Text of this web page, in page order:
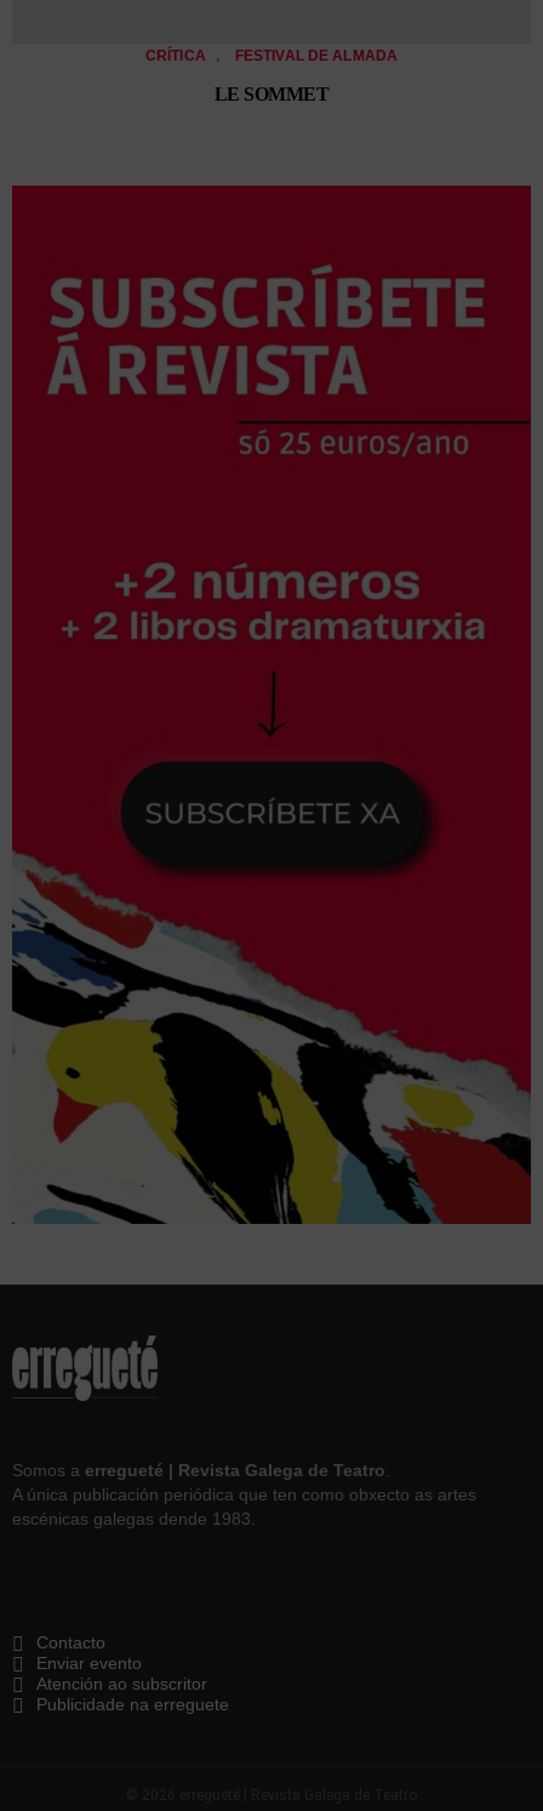
CRÍTICA , FESTIVAL DE ALMADA
LE SOMMET
Somos a erregueté | Revista Galega de Teatro
A única publicación periódica que ten como obxecto as artes
escénicas galegas dende 1983.
Contacto
Enviar evento
Atención ao subscritor
Publicidade na erreguete